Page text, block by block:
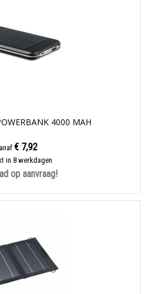
4000 MAH
€ 7,92
in 8 werkdagen
op aanvraag!